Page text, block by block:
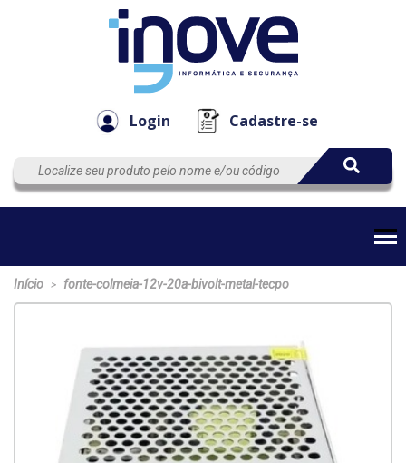
Login Cadastre-se
EmpresaAutomação
Início > fonte-colmeia-12v-20a-bivolt-metal-tecpo